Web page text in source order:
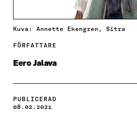
Kuva: Annette Ekengren, Sitra
FÖRFATTARE
Eero Jalava
PUBLICERAD
08.02.2021